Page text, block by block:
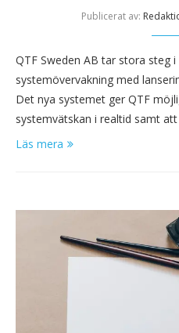
Publicerat av:
QTF Sweden AB tar stora steg
systemövervakning med
Det nya systemet ger QTF
systemvätskan i realtid samt
Läs mera